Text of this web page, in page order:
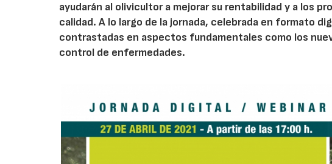
ayudarán al olivicultor a mejorar su rentabilidad y a los
calidad. A lo largo de la jornada, celebrada en formato
contrastadas en aspectos fundamentales como los
control de enfermedades.